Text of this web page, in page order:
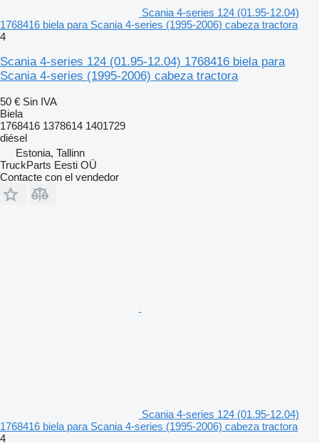
Scania 4-series 124 (01.95-12.04)
1768416 biela para Scania 4-series (1995-2006) cabeza tractora
4
Scania 4-series 124 (01.95-12.04) 1768416 biela para
Scania 4-series (1995-2006) cabeza tractora
50 € Sin IVA
Biela
1768416 1378614 1401729
diésel
Estonia, Tallinn
TruckParts Eesti OÜ
Contacte con el vendedor
Scania 4-series 124 (01.95-12.04)
1768416 biela para Scania 4-series (1995-2006) cabeza tractora
4